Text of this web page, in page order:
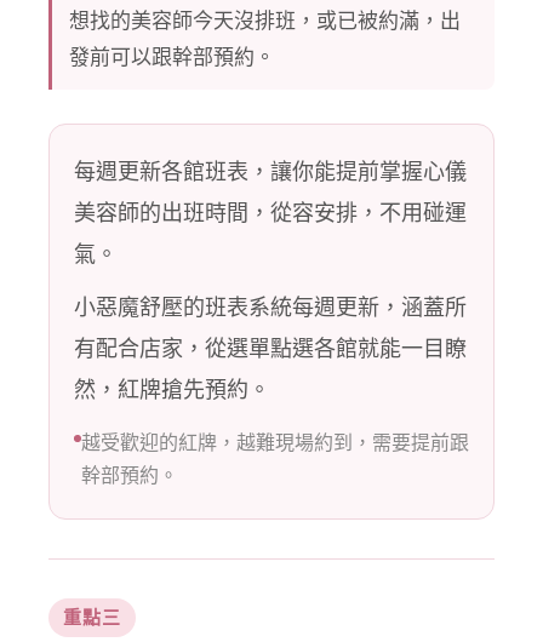
想找的美容師今天沒排班，或已被約滿，出
發前可以跟幹部預約。
每週更新各館班表，讓你能提前掌握心儀
美容師的出班時間，從容安排，不用碰運
氣。
小惡魔舒壓的班表系統每週更新，涵蓋所
有配合店家，從選單點選各館就能一目瞭
然，紅牌搶先預約。
越受歡迎的紅牌，越難現場約到，需要提前跟
幹部預約。
重點三